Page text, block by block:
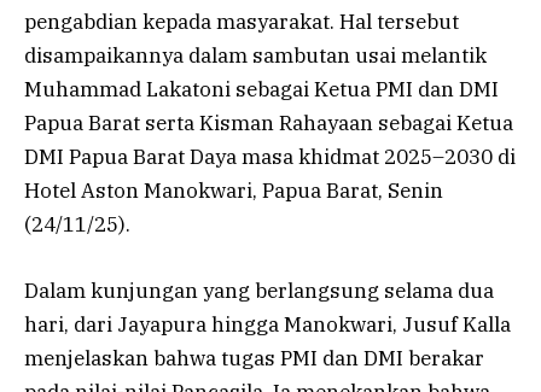
pengabdian kepada masyarakat. Hal tersebut
disampaikannya dalam sambutan usai melantik
Muhammad Lakatoni sebagai Ketua PMI dan DMI
Papua Barat serta Kisman Rahayaan sebagai Ketua
DMI Papua Barat Daya masa khidmat 2025–2030 di
Hotel Aston Manokwari, Papua Barat, Senin
(24/11/25).
Dalam kunjungan yang berlangsung selama dua
hari, dari Jayapura hingga Manokwari, Jusuf Kalla
menjelaskan bahwa tugas PMI dan DMI berakar